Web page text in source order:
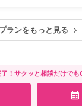
プランをもっと見る
了！サクッと相談だけでも